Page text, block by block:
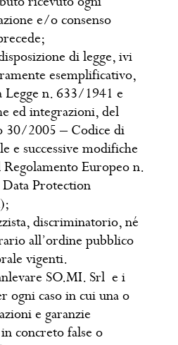
e/o consenso
di legge, ivi
esemplificativo,
Legge n. 633/1941 e
ed integrazioni, del
30/2005 – Codice di
e successive modifiche
Europeo n.
Protection
discriminatorio, né
all’ordine pubblico
vigenti.
SO.MI. Srl e i
ogni caso in cui una o
e garanzie
concreto false o